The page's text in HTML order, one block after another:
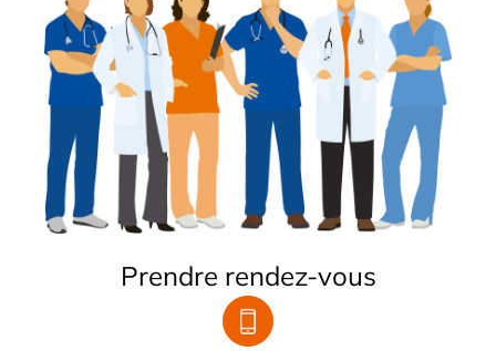
Prendre rendez-vous